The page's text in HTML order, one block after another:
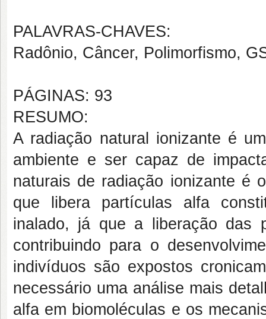
PALAVRAS-CHAVES:
Radônio, Câncer, Polimorfismo,
PÁGINAS: 93
RESUMO:
A radiação natural ionizante é
ambiente e ser capaz de
naturais de radiação ionizante é
que libera partículas alfa
inalado, já que a liberação das
contribuindo para o
indivíduos são expostos
necessário uma análise mais
alfa em biomoléculas e os